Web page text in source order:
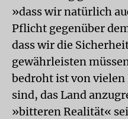
»dass wir natürlich
Pflicht gegenüber
dass wir die
gewährleisten
bedroht ist von
sind, das Land
»bitteren Realität« sei